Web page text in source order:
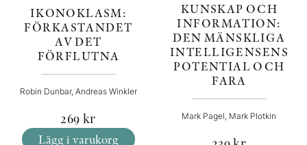
IKONOKLASM:
FÖRKASTANDET
AV DET
FÖRFLUTNA
Robin Dunbar, Andreas Winkler
269 kr
Lägg i varukorg
KUNSKAP OCH
INFORMATION:
DEN MÄNSKLIGA
INTELLIGENSENS
POTENTIAL OCH
FARA
Mark Pagel, Mark Plotkin